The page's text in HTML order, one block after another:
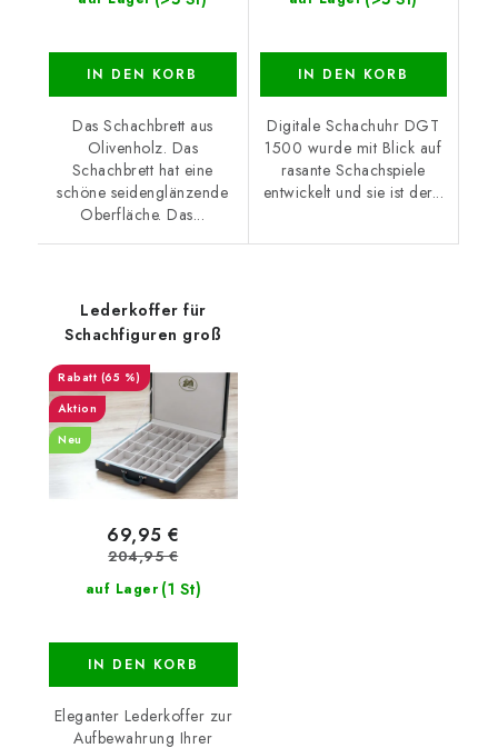
IN DEN KORB
Das Schachbrett aus
Olivenholz. Das
Schachbrett hat eine
schöne seidenglänzende
Oberfläche. Das...
IN DEN KORB
Digitale Schachuhr DGT
1500 wurde mit Blick auf
rasante Schachspiele
entwickelt und sie ist der...
Lederkoffer für
Schachfiguren groß
(65 %)
Aktion
Neu
auf Lager (1 St)
69,95 €
204,95 €
IN DEN KORB
Eleganter Lederkoffer zur
Aufbewahrung Ihrer